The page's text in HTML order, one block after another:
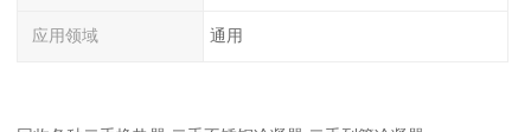
应用领域 通用